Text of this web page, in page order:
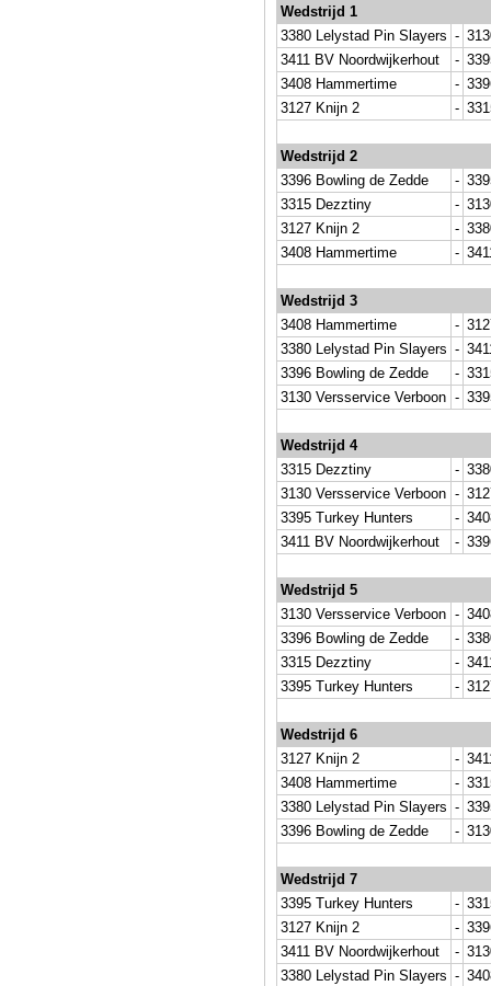
Wedstrijd 1
3380 Lelystad Pin Slayers -
3411 BV Noordwijkerhout
-
3408 Hammertime
-
3127 Knijn 2
-
Wedstrijd 2
3396 Bowling de Zedde
-
3315 Dezztiny
-
3127 Knijn 2
-
3408 Hammertime
-
Wedstrijd 3
3408 Hammertime
-
3380 Lelystad Pin Slayers -
3396 Bowling de Zedde
-
3130 Versservice Verboon -
Wedstrijd 4
3315 Dezztiny
-
3130 Versservice Verboon -
3395 Turkey Hunters
-
3411 BV Noordwijkerhout
-
Wedstrijd 5
3130 Versservice Verboon -
3396 Bowling de Zedde
-
3315 Dezztiny
-
3395 Turkey Hunters
-
Wedstrijd 6
3127 Knijn 2
-
3408 Hammertime
-
3380 Lelystad Pin Slayers -
3396 Bowling de Zedde
-
Wedstrijd 7
3395 Turkey Hunters
-
3127 Knijn 2
-
3411 BV Noordwijkerhout
-
3380 Lelystad Pin Slayers -